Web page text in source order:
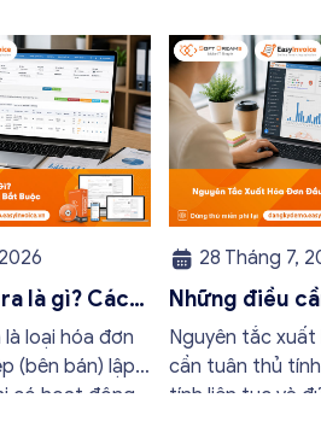
là gì? Các
dung bắt
loại hóa đơn
(bên bán) lập
có hoạt động
28 Tháng 7,
Những điều
nguyên tắc
đầu ra
Nguyên tắc
cần tuân thủ
tính liên tục và